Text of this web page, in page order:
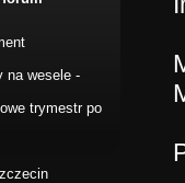
na wesele -
trymestr po